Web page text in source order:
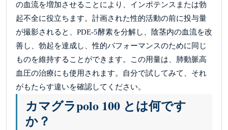
の血流を増加させることにより、インポテンスまたは勃
起不全に役立ちます。計画された性的活動の前に投与量
が撮影されると、PDE-5酵素を分解し、陰茎内の血流を改
善し、勃起を達成し、性的パフォーマンスのために同じ
ものを維持することができます。この用量は、肺動脈高
血圧の治療にも使用されます。自分で試してみて、それ
がもたらす違いを確認してください。
カマグラpolo 100 とは何です
か？